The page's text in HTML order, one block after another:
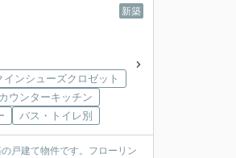
新築
インシューズクロゼット
カウンターキッチン
バス・トイレ別
戸建て物件です。フローリン